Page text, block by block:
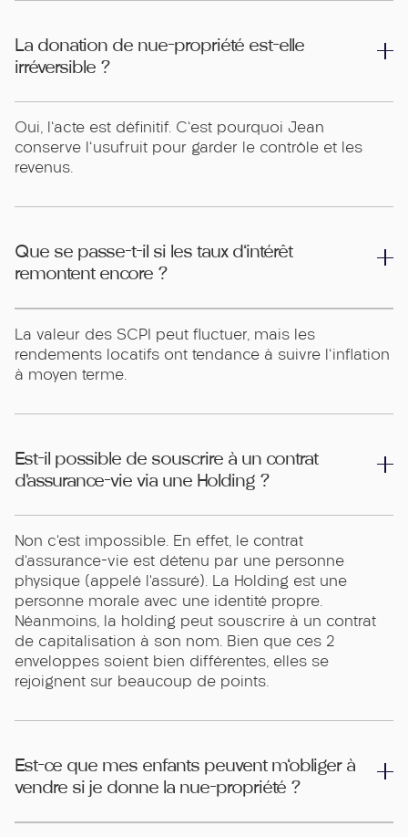
La donation de nue-propriété est-elle
irréversible ?
Oui, l'acte est définitif. C'est pourquoi Jean
conserve l'usufruit pour garder le contrôle et les
revenus.
Que se passe-t-il si les taux d'intérêt
remontent encore ?
La valeur des SCPI peut fluctuer, mais les
rendements locatifs ont tendance à suivre l'inflation
à moyen terme.
Est-il possible de souscrire à un contrat
d’assurance-vie via une Holding ?
Non c’est impossible. En effet, le contrat
d’assurance-vie est détenu par une personne
physique (appelé l’assuré). La Holding est une
personne morale avec une identité propre.
Néanmoins, la holding peut souscrire à un contrat
de capitalisation à son nom. Bien que ces 2
enveloppes soient bien différentes, elles se
rejoignent sur beaucoup de points.
Est-ce que mes enfants peuvent m'obliger à
vendre si je donne la nue-propriété ?